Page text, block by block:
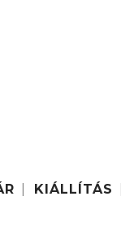
KIÁLLÍTÁS